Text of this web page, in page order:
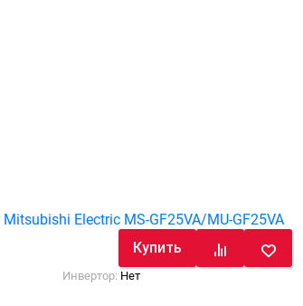
Electric MS-GF25VA/MU-GF25VA
Купить
Инвертор: Нет